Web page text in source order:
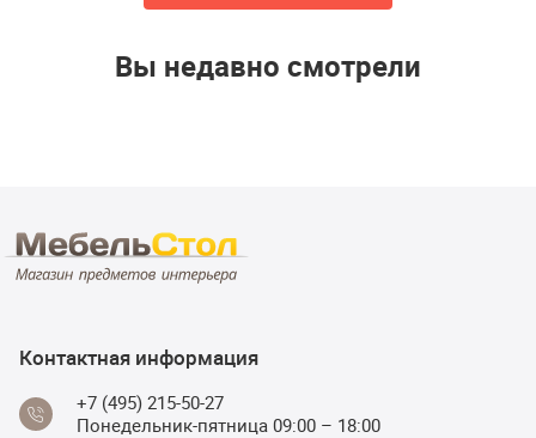
Вы недавно смотрели
Контактная информация
+7 (495) 215-50-27
Понедельник-пятница 09:00 – 18:00